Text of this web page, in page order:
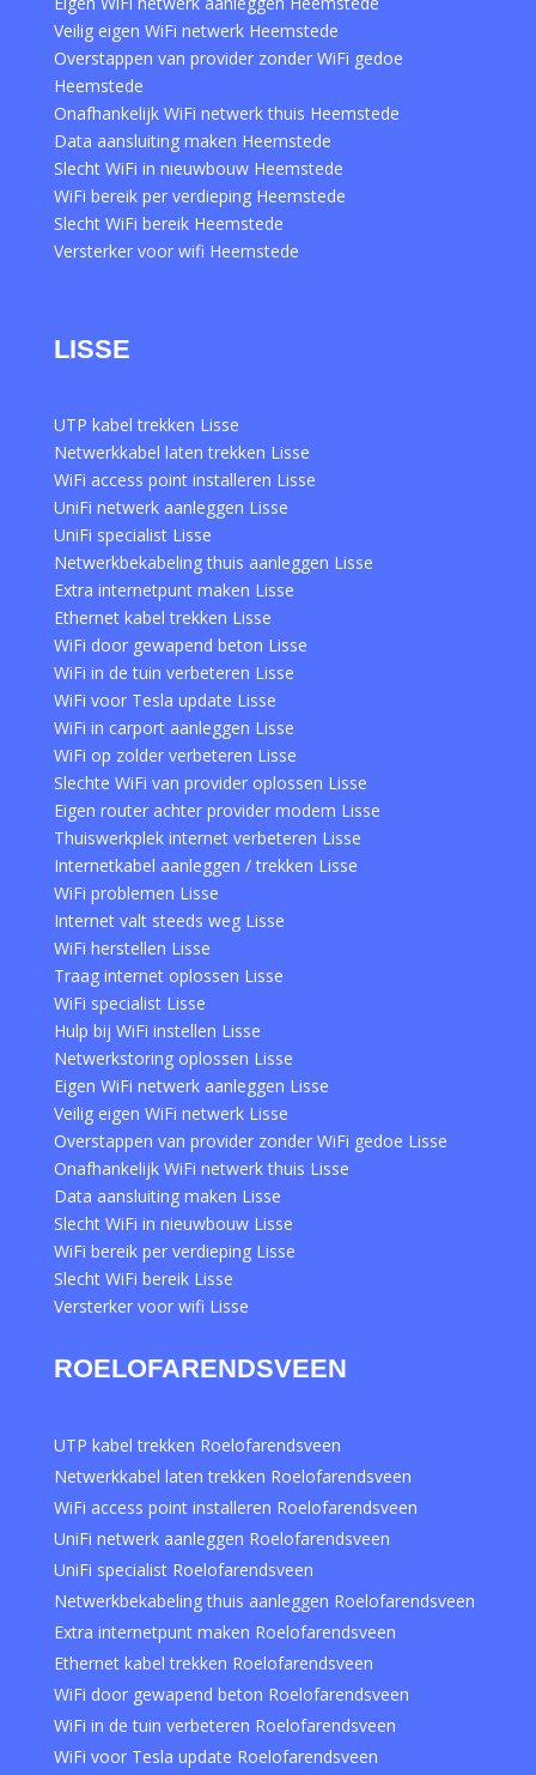
Veilig eigen WiFi netwerk Heemstede
Overstappen van provider zonder WiFi gedoe
Heemstede
Onafhankelijk WiFi netwerk thuis Heemstede
Data aansluiting maken Heemstede
Slecht WiFi in nieuwbouw Heemstede
WiFi bereik per verdieping Heemstede
Slecht WiFi bereik Heemstede
Versterker voor wifi Heemstede
LISSE
UTP kabel trekken Lisse
Netwerkkabel laten trekken Lisse
WiFi access point installeren Lisse
UniFi netwerk aanleggen Lisse
UniFi specialist Lisse
Netwerkbekabeling thuis aanleggen Lisse
Extra internetpunt maken Lisse
Ethernet kabel trekken Lisse
WiFi door gewapend beton Lisse
WiFi in de tuin verbeteren Lisse
WiFi voor Tesla update Lisse
WiFi in carport aanleggen Lisse
WiFi op zolder verbeteren Lisse
Slechte WiFi van provider oplossen Lisse
Eigen router achter provider modem Lisse
Thuiswerkplek internet verbeteren Lisse
Internetkabel aanleggen / trekken Lisse
WiFi problemen Lisse
Internet valt steeds weg Lisse
WiFi herstellen Lisse
Traag internet oplossen Lisse
WiFi specialist Lisse
Hulp bij WiFi instellen Lisse
Netwerkstoring oplossen Lisse
Eigen WiFi netwerk aanleggen Lisse
Veilig eigen WiFi netwerk Lisse
Overstappen van provider zonder WiFi gedoe Lisse
Onafhankelijk WiFi netwerk thuis Lisse
Data aansluiting maken Lisse
Slecht WiFi in nieuwbouw Lisse
WiFi bereik per verdieping Lisse
Slecht WiFi bereik Lisse
Versterker voor wifi Lisse
ROELOFARENDSVEEN
UTP kabel trekken Roelofarendsveen
Netwerkkabel laten trekken Roelofarendsveen
WiFi access point installeren Roelofarendsveen
UniFi netwerk aanleggen Roelofarendsveen
UniFi specialist Roelofarendsveen
Netwerkbekabeling thuis aanleggen Roelofarendsveen
Extra internetpunt maken Roelofarendsveen
Ethernet kabel trekken Roelofarendsveen
WiFi door gewapend beton Roelofarendsveen
WiFi in de tuin verbeteren Roelofarendsveen
WiFi voor Tesla update Roelofarendsveen